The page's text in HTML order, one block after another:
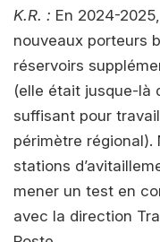
K.R. : En 2024-
nouveaux porteurs
réservoirs
(elle était jusque-là
suffisant pour
périmètre régional).
stations
mener un test en
avec la direction